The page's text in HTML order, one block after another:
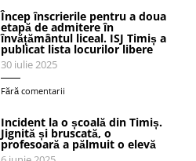
Încep înscrierile pentru a doua
etapă de admitere în
învățământul liceal. ISJ Timiș a
publicat lista locurilor libere
30 iulie 2025
Fără comentarii
Incident la o școală din Timiș.
Jignită și bruscată, o
profesoară a pălmuit o elevă